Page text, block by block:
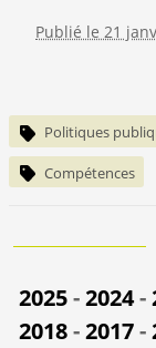
Publié le 21
Politiques
Compétences
2025-2024-
2018-2017-